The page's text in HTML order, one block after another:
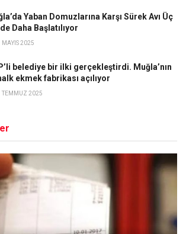
Yaban Domuzlarına Karşı Sürek Avı Üç
Daha Başlatılıyor
MAYIS 2025
belediye bir ilki gerçekleştirdi. Muğla’nın
ekmek fabrikası açılıyor
TEMMUZ 2025